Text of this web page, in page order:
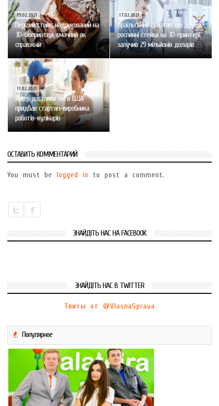
19.02.2021
Перший стейк, надрукований на
3D-біопринтері, смачний як
справжній
17.02.2021
Ізраїльський стартап, що друкує
рослинні стейки на 3D-принтері,
залучив 29 мільйонів доларів
11.02.2021
Лідер доставки їжі в США
придбав стартап-виробника
роботів-кулінарів
ОСТАВИТЬ КОММЕНТАРИЙ
You must be logged in to post a comment.
ЗНАЙДІТЬ НАС НА FACEBOOK
ЗНАЙДІТЬ НАС В TWITTER
Твиты от @VlasnaSprava
Популярное